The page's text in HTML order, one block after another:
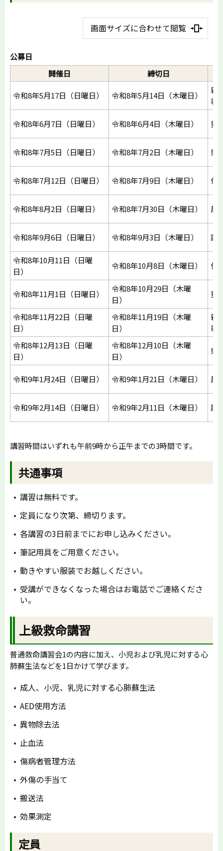
画面サイズに合わせて閲覧
公募日
開催日
締切日
令和8年5月17日（日曜日） 令和8年5月14日（木曜日）
新
署
令和8年6月7日（日曜日） 令和8年6月4日（木曜日） 豊
令和8年7月5日（日曜日） 令和8年7月2日（木曜日） 東
令和8年7月12日（日曜日） 令和8年7月9日（木曜日） 作
令和8年8月2日（日曜日） 令和8年7月30日（木曜日） 鳳
令和8年9月6日（日曜日） 令和8年9月3日（木曜日） 設
令和8年10月11日（日曜
日）
令和8年10月8日（木曜日） 作
令和8年11月1日（日曜日）
令和8年10月29日（木曜
日）
豊
令和8年11月22日（日曜
日）
令和8年11月19日（木曜
日）
新
署
令和8年12月13日（日曜
日）
令和8年12月10日（木曜
日）
東
令和9年1月24日（日曜日） 令和9年1月21日（木曜日） 鳳
令和9年2月14日（日曜日） 令和9年2月11日（木曜日） 設
講習時間はいずれも午前9時から正午までの3時間です。
共通事項
講習は無料です。
定員になり次第、締切ります。
各講習の3日前までにお申し込みください。
筆記用具をご用意ください。
動きやすい服装でお越しください。
受講ができなくなった場合はお電話でご連絡くださ
い。
上級救命講習
普通救命講習会1の内容に加え、小児および乳児に対する心
肺蘇生法などを1日かけて学びます。
成人、小児、乳児に対する心肺蘇生法
AED使用方法
異物除去法
止血法
傷病者管理方法
外傷の手当て
搬送法
効果測定
定員